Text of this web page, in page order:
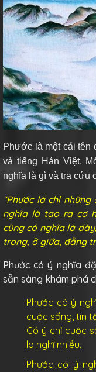
Phước là một cái tên
và tiếng Hán Việt.
nghĩa là gì và tra cứu
“Phước là chỉ
nghĩa là tạo ra cơ
cũng có nghĩa là
trong, ở giữa, đằng
Phước có ý nghĩa
sẵn sàng khám phá
Phước có ý
cuộc sống, tin
Có ý chỉ cuộc
lo nghĩ nhiều.
Phước có ý